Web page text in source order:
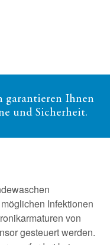
garantieren Ihnen
und Sicherheit.
Infektionen
von
gesteuert werden.